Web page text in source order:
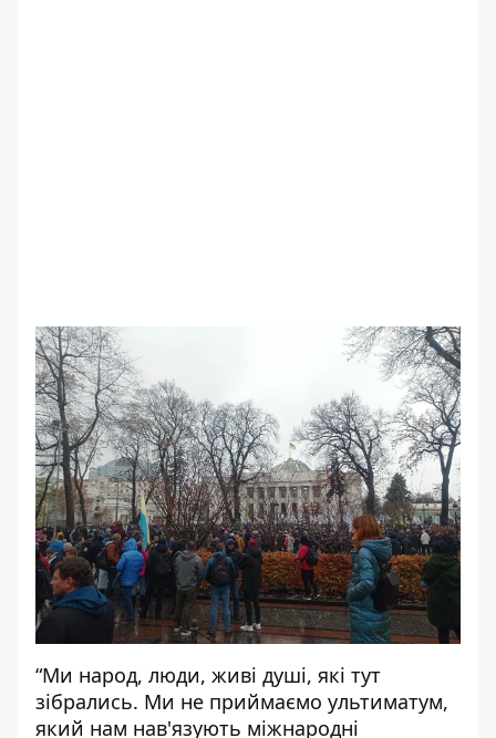
“Ми народ, люди, живі душі, які тут
зібрались. Ми не приймаємо ультиматум,
який нам нав'язують міжнародні